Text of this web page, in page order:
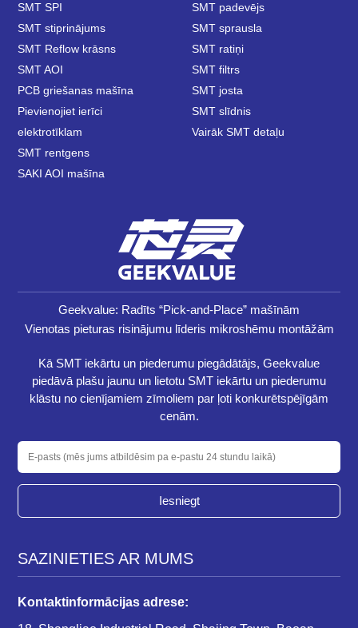
SMT SPI
SMT stiprinājums
SMT Reflow krāsns
SMT AOI
PCB griešanas mašīna
Pievienojiet ierīci
elektrotīklam
SMT rentgens
SAKI AOI mašīna
SMT padevējs
SMT sprausla
SMT ratiņi
SMT filtrs
SMT josta
SMT slīdnis
Vairāk SMT detaļu
Geekvalue: Radīts “Pick-and-Place” mašīnām
Vienotas pieturas risinājumu līderis mikroshēmu montāžām
Kā SMT iekārtu un piederumu piegādātājs, Geekvalue
piedāvā plašu jaunu un lietotu SMT iekārtu un piederumu
klāstu no cienījamiem zīmoliem par ļoti konkurētspējīgām
cenām.
Iesniegt
SAZINIETIES AR MUMS
Kontaktinformācijas adrese: